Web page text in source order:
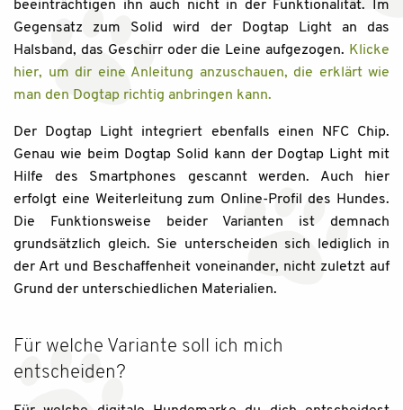
beeinträchtigen ihn auch nicht in der Funktionalität. Im
Gegensatz zum Solid wird der Dogtap Light an das
Halsband, das Geschirr oder die Leine aufgezogen. Klicke
hier, um dir eine Anleitung anzuschauen, die erklärt wie
man den Dogtap richtig anbringen kann.
Der Dogtap Light integriert ebenfalls einen NFC Chip.
Genau wie beim Dogtap Solid kann der Dogtap Light mit
Hilfe des Smartphones gescannt werden. Auch hier
erfolgt eine Weiterleitung zum Online-Profil des Hundes.
Die Funktionsweise beider Varianten ist demnach
grundsätzlich gleich. Sie unterscheiden sich lediglich in
der Art und Beschaffenheit voneinander, nicht zuletzt auf
Grund der unterschiedlichen Materialien.
Für welche Variante soll ich mich
entscheiden?